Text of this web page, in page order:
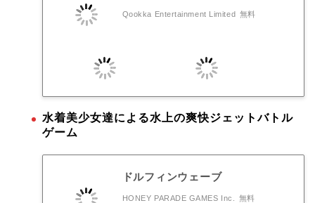
Qookka Entertainment Limited 無料
水着美少女達による水上の爽快ジェットバトル
ゲーム
ドルフィンウェーブ
HONEY PARADE GAMES Inc. 無料